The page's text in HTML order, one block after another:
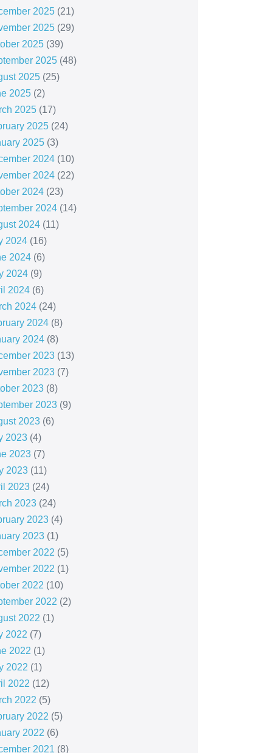
2025(21)
2025(29)
2025(39)
2025(48)
2025(25)
2025(2)
2025(17)
2025(24)
2025(3)
2024(10)
2024(22)
2024(23)
2024(14)
2024(11)
2024(16)
2024(6)
2024(9)
2024(6)
2024(24)
2024(8)
2024(8)
2023(13)
2023(7)
2023(8)
2023(9)
2023(6)
2023(4)
2023(7)
2023(11)
2023(24)
2023(24)
2023(4)
2023(1)
2022 (5)
2022 (1)
2022 (10)
2022 (2)
2022 (1)
2022 (7)
2022 (1)
2022 (1)
2022 (12)
2022 (5)
2022 (5)
2022 (6)
2021 (8)